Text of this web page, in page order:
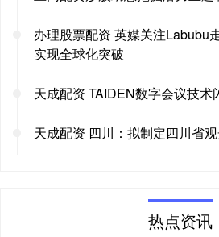
办理股票配资 英媒关注Labubu
实现全球化突破
天成配资 TAIDEN数字会议技术
天成配资 四川：拟制定四川省
热点资讯